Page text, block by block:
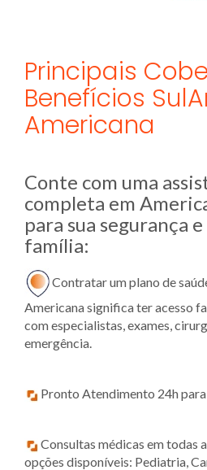
Principais
Benefícios
Americana
Conte com uma
completa em
para sua segurança e
família:
Contratar um plano de
Americanasignifica ter acesso
com especialistas, exames,
emergência.
Pronto Atendimento 24h
Consultas médicas em todas
opções disponíveis: Pediatria,